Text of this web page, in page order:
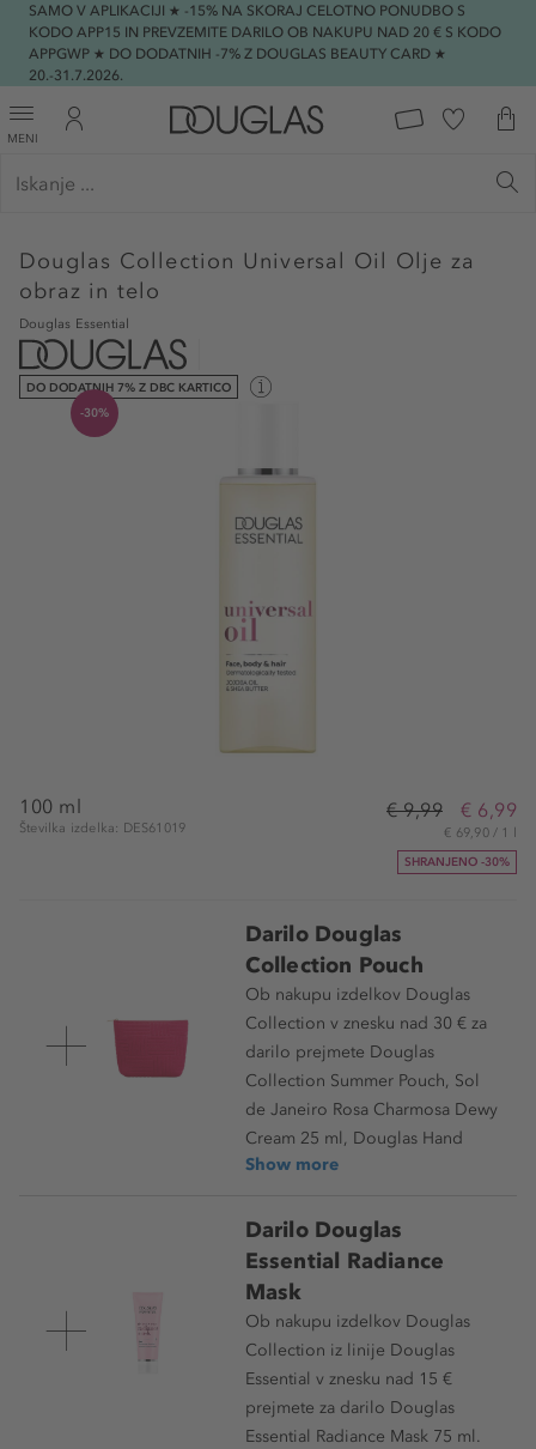
SAMO V APLIKACIJI ★ -15% NA SKORAJ CELOTNO PONUDBO S
KODO APP15 IN PREVZEMITE DARILO OB NAKUPU NAD 20 € S KODO
APPGWP ★ DO DODATNIH -7% Z DOUGLAS BEAUTY CARD ★
20.-31.7.2026.
MENI
Douglas Collection Universal Oil Olje za
obraz in telo
Douglas Essential
DO DODATNIH 7% Z DBC KARTICO
-30%
100 ml
Številka izdelka: DES61019
€ 9,99 € 6,99
€ 69,90 / 1 l
SHRANJENO -30%
Darilo Douglas
Collection Pouch
Ob nakupu izdelkov Douglas
Collection v znesku nad 30 € za
darilo prejmete Douglas
Collection Summer Pouch, Sol
de Janeiro Rosa Charmosa Dewy
Cream 25 ml, Douglas Hand
Show more
Darilo Douglas
Essential Radiance
Mask
Ob nakupu izdelkov Douglas
Collection iz linije Douglas
Essential v znesku nad 15 €
prejmete za darilo Douglas
Essential Radiance Mask 75 ml.